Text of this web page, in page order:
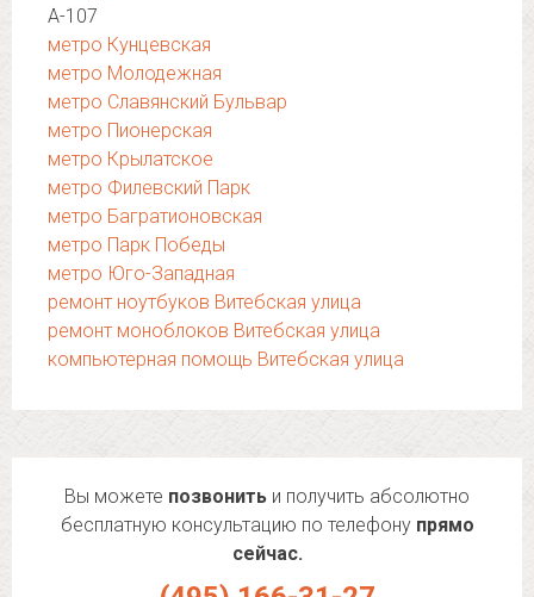
А-107
метро Кунцевская
метро Молодежная
метро Славянский Бульвар
метро Пионерская
метро Крылатское
метро Филевский Парк
метро Багратионовская
метро Парк Победы
метро Юго-Западная
ремонт ноутбуков Витебская улица
ремонт моноблоков Витебская улица
компьютерная помощь Витебская улица
Вы можете позвонить и получить абсолютно
бесплатную консультацию по телефону прямо
сейчас.